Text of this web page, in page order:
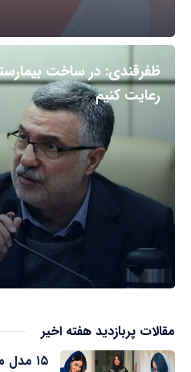
ظفرقندی: در ساخت
رعایت کنیم
مقالات پربازدید هفته اخیر